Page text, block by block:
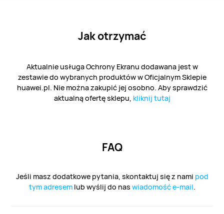
Jak otrzymać
Aktualnie usługa Ochrony Ekranu dodawana jest w
zestawie do wybranych produktów w Oficjalnym Sklepie
huawei.pl. Nie można zakupić jej osobno. Aby sprawdzić
aktualną ofertę sklepu, kliknij tutaj
FAQ
Jeśli masz dodatkowe pytania, skontaktuj się z nami pod
tym adresemlub wyślij do nas wiadomość e-mail.